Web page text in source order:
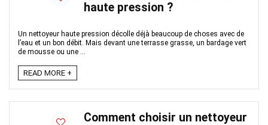
haute pression ?
Un nettoyeur haute pression décolle déjà beaucoup de choses avec de
l’eau et un bon débit. Mais devant une terrasse grasse, un bardage vert
de mousse ou une ...
READ MORE +
Comment choisir un nettoyeur